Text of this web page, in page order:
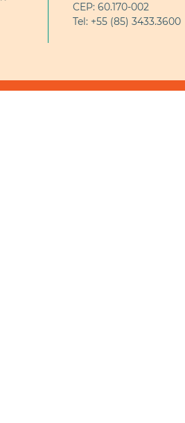
CEP: 60.170-002
Tel: +55 (85) 3433.3600